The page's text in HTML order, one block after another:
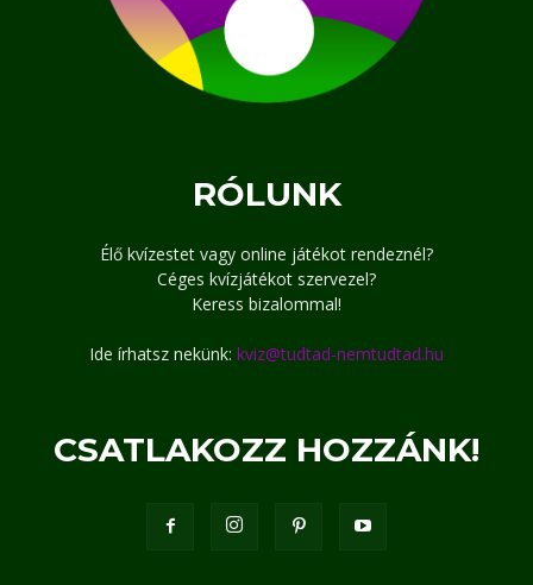
RÓLUNK
Élő kvízestet vagy online játékot rendeznél?
Céges kvízjátékot szervezel?
Keress bizalommal!
Ide írhatsz nekünk: kviz@tudtad-nemtudtad.hu
CSATLAKOZZ HOZZÁNK!